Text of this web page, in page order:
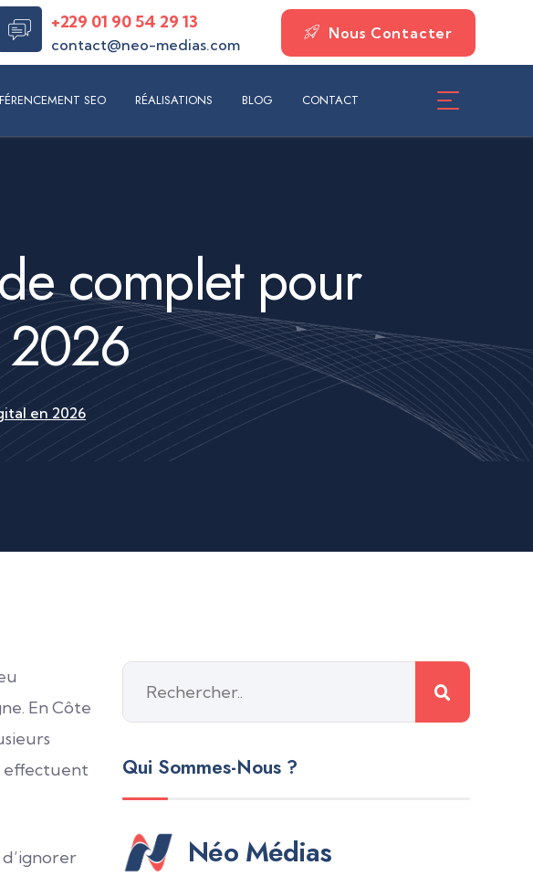
+229 01 90 54 29 13
contact@neo-medias.com
Nous Contacter
SEO RÉALISATIONS BLOG CONTACT
SEO RÉALISATIONS BLOG CONTACT
complet pour
2026
en 2026
En Côte
effectuent
Qui Sommes-Nous ?
Néo Médias